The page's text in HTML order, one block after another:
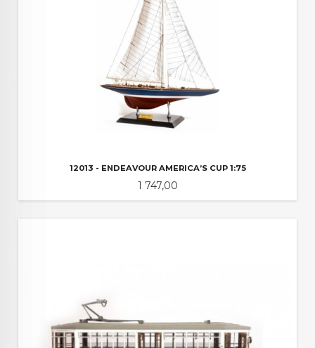
12013 - ENDEAVOUR AMERICA’S CUP 1:75
Pris
1 747,00